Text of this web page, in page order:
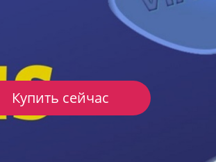
Купить сейчас